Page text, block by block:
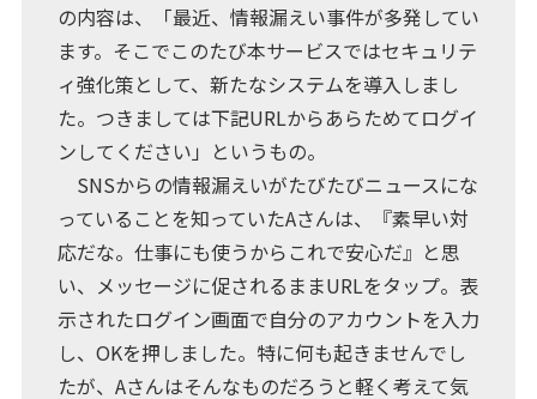
の内容は、「最近、情報漏えい事件が多発してい
ます。そこでこのたび本サービスではセキュリテ
ィ強化策として、新たなシステムを導入しまし
た。つきましては下記URLからあらためてログイ
ンしてください」というもの。
SNSからの情報漏えいがたびたびニュースにな
っていることを知っていたAさんは、『素早い対
応だな。仕事にも使うからこれで安心だ』と思
い、メッセージに促されるままURLをタップ。表
示されたログイン画面で自分のアカウントを入力
し、OKを押しました。特に何も起きませんでし
たが、Aさんはそんなものだろうと軽く考えて気